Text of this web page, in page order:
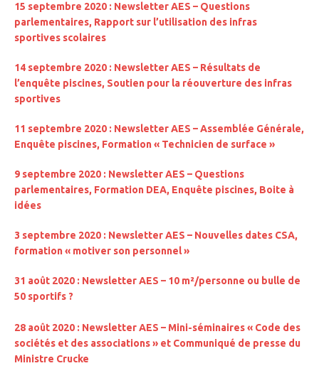
15 septembre 2020 : Newsletter AES – Questions
parlementaires, Rapport sur l’utilisation des infras
sportives scolaires
14 septembre 2020 : Newsletter AES – Résultats de
l’enquête piscines, Soutien pour la réouverture des infras
sportives
11 septembre 2020 : Newsletter AES – Assemblée Générale,
Enquête piscines, Formation « Technicien de surface »
9 septembre 2020 : Newsletter AES – Questions
parlementaires, Formation DEA, Enquête piscines, Boite à
idées
3 septembre 2020 : Newsletter AES – Nouvelles dates CSA,
formation « motiver son personnel »
31 août 2020 : Newsletter AES – 10 m²/personne ou bulle de
50 sportifs ?
28 août 2020 : Newsletter AES – Mini-séminaires « Code des
sociétés et des associations » et Communiqué de presse du
Ministre Crucke